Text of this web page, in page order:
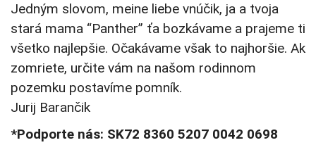
Jedným slovom, meine liebe vnúčik, ja a tvoja
stará mama “Panther” ťa bozkávame a prajeme ti
všetko najlepšie. Očakávame však to najhoršie. Ak
zomriete, určite vám na našom rodinnom
pozemku postavíme pomník.
Jurij Barančik
*Podporte nás: SK72 8360 5207 0042 0698